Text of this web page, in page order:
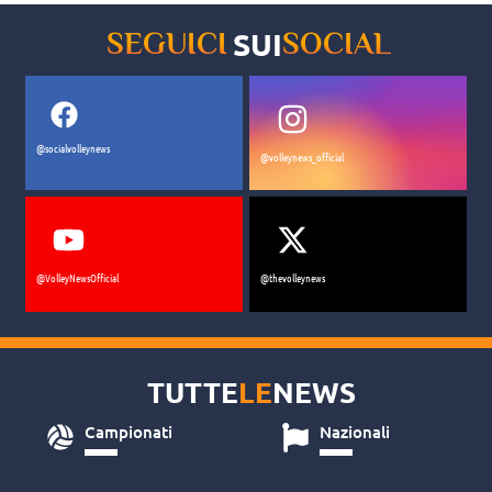
SEGUICI SUISOCIAL
@socialvolleynews
@volleynews_official
@VolleyNewsOfficial @thevolleynews
TUTTELENEWS
Campionati Nazionali